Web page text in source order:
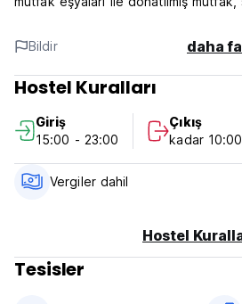
bulunmaktadır.
Hostelin Konumu şehir merkezine
mükemmeldir.
Kabin Hosteli Politikaları ve Koşulları:
İptal politikası: Varıştan 72 saat
Rezervasyonun Kullanılmaması
Saat 15:00'ten itibaren giriş yapın
Bildir daha
Hostel Kuralları
Giriş
15:00 - 23:00
Çıkış
kadar 10:00
Vergiler dahil
Hostel
Tesisler